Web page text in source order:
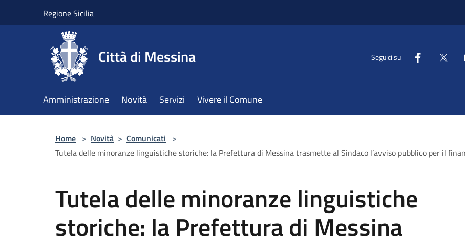
Regione Sicilia
Città di Messina Seguici su
Amministrazione Novità Servizi Vivere il Comune
Home > Novità > Comunicati >
Tutela delle minoranze linguistiche storiche: la Prefettura di Messina trasmette al Sindaco l’avviso pubblico per il
Tutela delle minoranze linguistiche
storiche: la Prefettura di Messina